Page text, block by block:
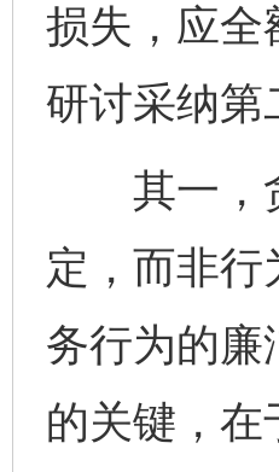
损失，应全
研讨采纳第
其一，贪
定，而非
务行为的廉
的关键，